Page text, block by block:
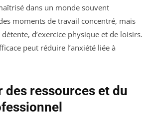
dans un monde souvent
moments de travail concentré, mais
d’exercice physique et de loisirs.
peut réduire l’anxiété liée à
des ressources et du